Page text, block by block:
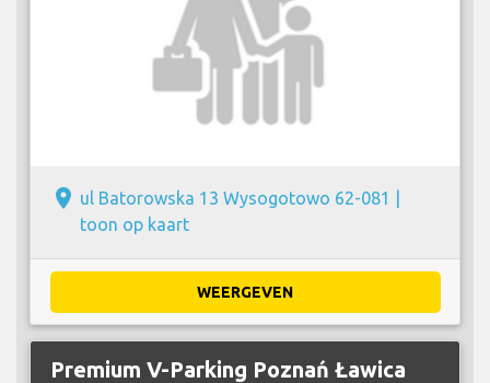
place ul Batorowska 13 Wysogotowo 62-081 |
toon op kaart
WEERGEVEN
Premium V-Parking Poznań Ławica